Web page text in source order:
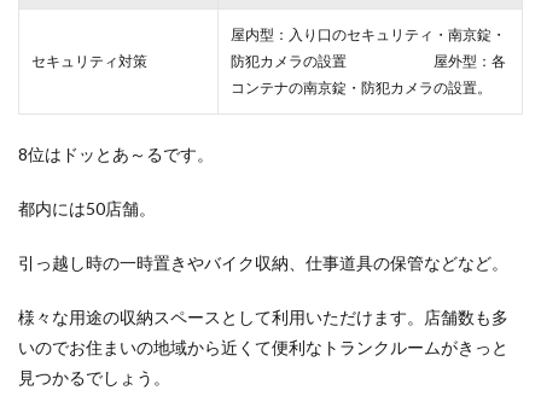
セキュリティ対策
屋内型：入り口のセキュリティ・南京錠・
防犯カメラの設置 屋外型：各
コンテナの南京錠・防犯カメラの設置。
8位はドッとあ～るです。
都内には50店舗。
引っ越し時の一時置きやバイク収納、仕事道具の保管などなど。
様々な用途の収納スペースとして利用いただけます。店舗数も多
いのでお住まいの地域から近くて便利 なトランクルームがきっと
見つかるでしょう。